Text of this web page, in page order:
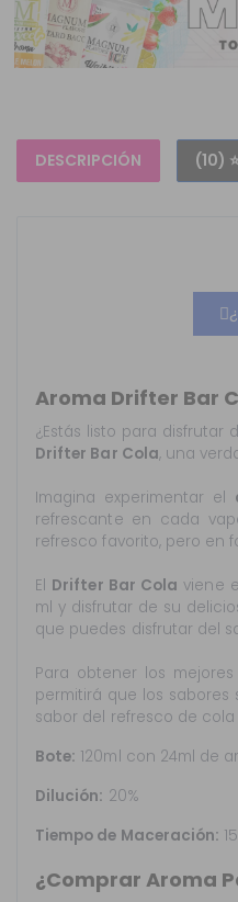
DESCRIPCIÓN (10)
Aroma Drifter Bar
¿Estás listo para disfrutar
Drifter Bar Cola, una
Imagina experimentar el
refrescante en cada
refresco favorito, pero en
El Drifter Bar Cola viene
ml y disfrutar de su
que puedes disfrutar del
Para obtener los
permitirá que los
sabor del refresco de
Bote: 120ml con 24ml de
Dilución: 20%
Tiempo de Maceración:
¿Comprar Aroma